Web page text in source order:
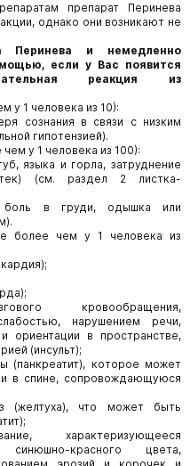
препарат Перинева
однако они возникают не
Перинева и немедленно
если у Вас появится
реакция из
у 1 человека из 10):
сознания в связи с низким
гипотензией).
у 1 человека из 100):
языка и горла, затруднение
(см. раздел 2 листка-
боль в груди, одышка или
более чем у 1 человека из
кровообращения,
нарушением речи,
ориентации в пространстве,
(инсульт);
(панкреатит), которое может
в спине, сопровождающуюся
(желтуха), что может быть
характеризующееся
красного цвета,